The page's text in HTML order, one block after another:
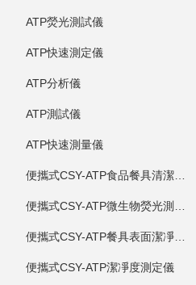
ATP熒光測試儀
ATP快速測定儀
ATP分析儀
ATP測試儀
ATP快速測量儀
便攜式CSY-ATP潔凈度測定儀